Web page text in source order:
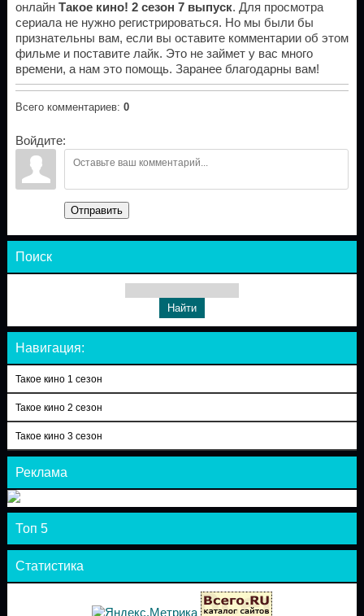
онлайн Такое кино! 2 сезон 7 выпуск. Для просмотра
сериала не нужно регистрироваться. Но мы были бы
признательны вам, если вы оставите комментарии об этом
фильме и поставите лайк. Это не займет у вас много
времени, а нам это помощь. Заранее благодарны вам!
Всего комментариев: 0
Войдите:
Отправить
Поиск
Навигация:
Такое кино 1 сезон
Такое кино 2 сезон
Такое кино 3 сезон
Реклама
Топ 5
Статистика